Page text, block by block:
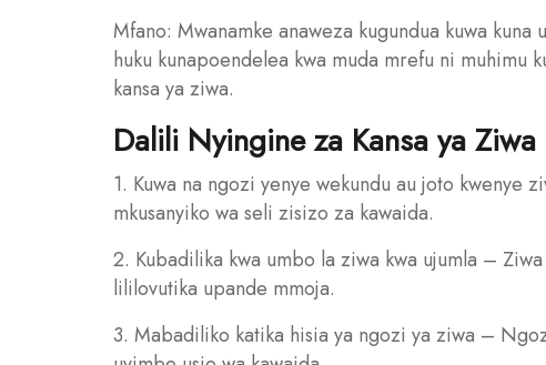
Mfano: Mwanamke anaweza kugundua kuwa
huku kunapoendelea kwa muda mrefu ni muhimu
kansa ya ziwa.
Dalili Nyingine za Kansa ya Ziwa
1. Kuwa na ngozi yenye wekundu au joto kwenye
mkusanyiko wa seli zisizo za kawaida.
2. Kubadilika kwa umbo la ziwa kwa ujumla –
lililovutika upande mmoja.
3. Mabadiliko katika hisia ya ngozi ya ziwa –